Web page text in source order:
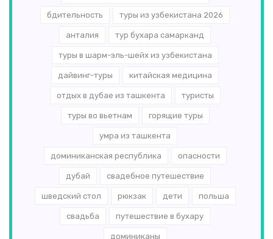
бдительность туры из узбекистана 2026
анталия тур бухара самарканд
туры в шарм-эль-шейх из узбекистана
дайвинг-туры китайская медицина
отдых в дубае из ташкента туристы
туры во вьетнам горящие туры
умра из ташкента
доминиканская республика опасности
дубай свадебное путешествие
шведский стол рюкзак дети польша
свадьба путешествие в бухару
доминиканы